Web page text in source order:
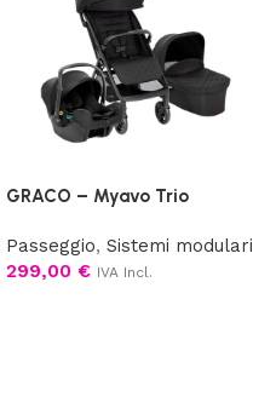
GRACO – Myavo Trio
Passeggio, Sistemi modulari
299,00 € IVA Incl.